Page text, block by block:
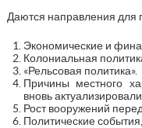
Даются направления для
Экономические и
Колониальная
«Рельсовая политика».
Причины местного
вновь
Рост вооружений
Политические